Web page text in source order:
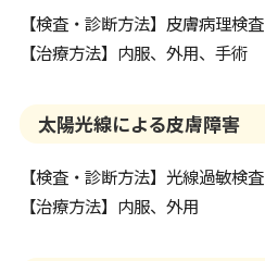
【検査・診断方法】皮膚病理検査
【治療方法】内服、外用、手術
太陽光線による皮膚障害
【検査・診断方法】光線過敏検査
【治療方法】内服、外用